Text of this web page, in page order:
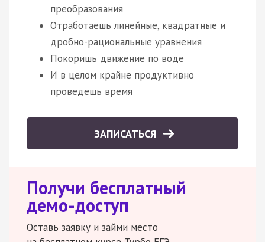
преобразования
Отработаешь линейные, квадратные и
дробно-рациональные уравнения
Покоришь движение по воде
И в целом крайне продуктивно
проведешь время
ЗАПИСАТЬСЯ
Получи бесплатный
демо-доступ
Оставь заявку и займи место